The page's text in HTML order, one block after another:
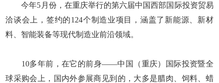
今年5月份，在重庆举行的第六届中国西部国际投资贸易
洽谈会上，签约的124个制造业项目，涵盖了新能源、新材
料、智能装备等现代制造业前沿领域。
10多年前，在它的前身——中国（重庆）国际投资暨全
球采购会上，国内外参展商见到的，大多是腊肉、饲料、蜡